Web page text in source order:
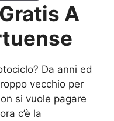
A
Da anni ed
vecchio per
si vuole pagare
c’è la